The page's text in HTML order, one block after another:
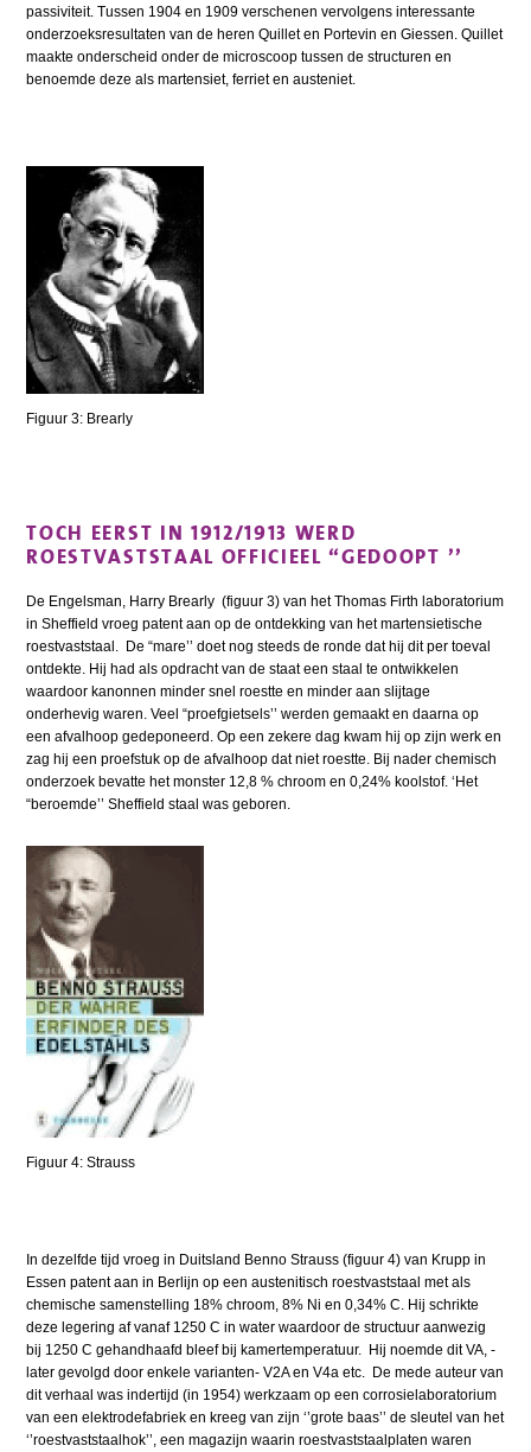
passiviteit. Tussen 1904 en 1909 verschenen vervolgens interessante
onderzoeksresultaten van de heren Quillet en Portevin en Giessen. Quillet
maakte onderscheid onder de microscoop tussen de structuren en
benoemde deze als martensiet, ferriet en austeniet.
Figuur 3: Brearly
TOCH EERST IN 1912/1913 WERD
ROESTVASTSTAAL OFFICIEEL “GEDOOPT ’’
De Engelsman, Harry Brearly (figuur 3) van het Thomas Firth laboratorium
in Sheffield vroeg patent aan op de ontdekking van het martensietische
roestvaststaal. De “mare’’ doet nog steeds de ronde dat hij dit per toeval
ontdekte. Hij had als opdracht van de staat een staal te ontwikkelen
waardoor kanonnen minder snel roestte en minder aan slijtage
onderhevig waren. Veel “proefgietsels’’ werden gemaakt en daarna op
een afvalhoop gedeponeerd. Op een zekere dag kwam hij op zijn werk en
zag hij een proefstuk op de afvalhoop dat niet roestte. Bij nader chemisch
onderzoek bevatte het monster 12,8 % chroom en 0,24% koolstof. ‘Het
“beroemde’’ Sheffield staal was geboren.
Figuur 4: Strauss
In dezelfde tijd vroeg in Duitsland Benno Strauss (figuur 4) van Krupp in
Essen patent aan in Berlijn op een austenitisch roestvaststaal met als
chemische samenstelling 18% chroom, 8% Ni en 0,34% C. Hij schrikte
deze legering af vanaf 1250 C in water waardoor de structuur aanwezig
bij 1250 C gehandhaafd bleef bij kamertemperatuur. Hij noemde dit VA, -
later gevolgd door enkele varianten- V2A en V4a etc. De mede auteur van
dit verhaal was indertijd (in 1954) werkzaam op een corrosielaboratorium
van een elektrodefabriek en kreeg van zijn ‘’grote baas’’ de sleutel van het
‘’roestvaststaalhok’’, een magazijn waarin roestvaststaalplaten waren